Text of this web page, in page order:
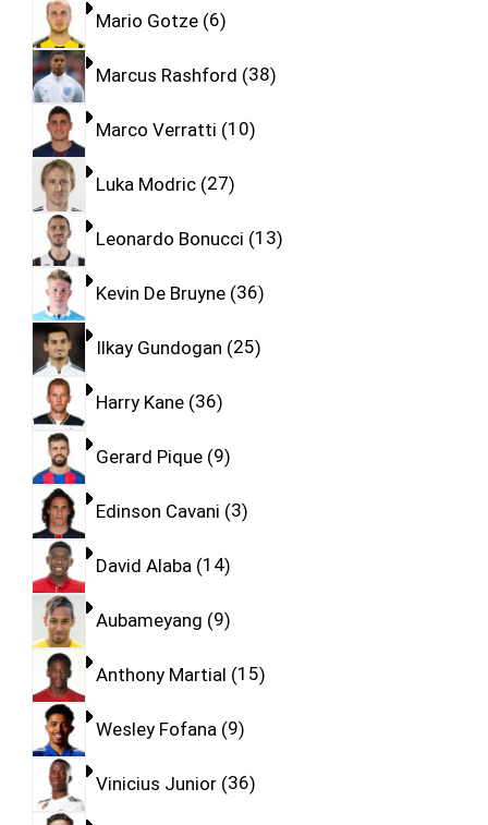
Mario Gotze 6
Marcus Rashford 38
Marco Verratti 10
Luka Modric 27
Leonardo Bonucci 13
Kevin De Bruyne 36
Ilkay Gundogan 25
Harry Kane 36
Gerard Pique 9
Edinson Cavani 3
David Alaba 14
Aubameyang 9
Anthony Martial 15
Wesley Fofana 9
Vinicius Junior 36